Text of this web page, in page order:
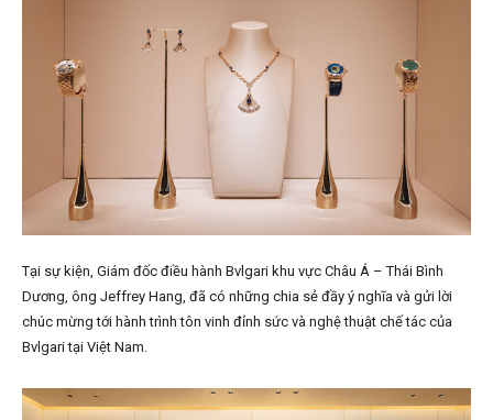
Tại sự kiện, Giám đốc điều hành Bvlgari khu vực Châu Á – Thái Bình
Dương, ông Jeffrey Hang, đã có những chia sẻ đầy ý nghĩa và gửi lời
chúc mừng tới hành trình tôn vinh đỉnh sức và nghệ thuật chế tác của
Bvlgari tại Việt Nam.